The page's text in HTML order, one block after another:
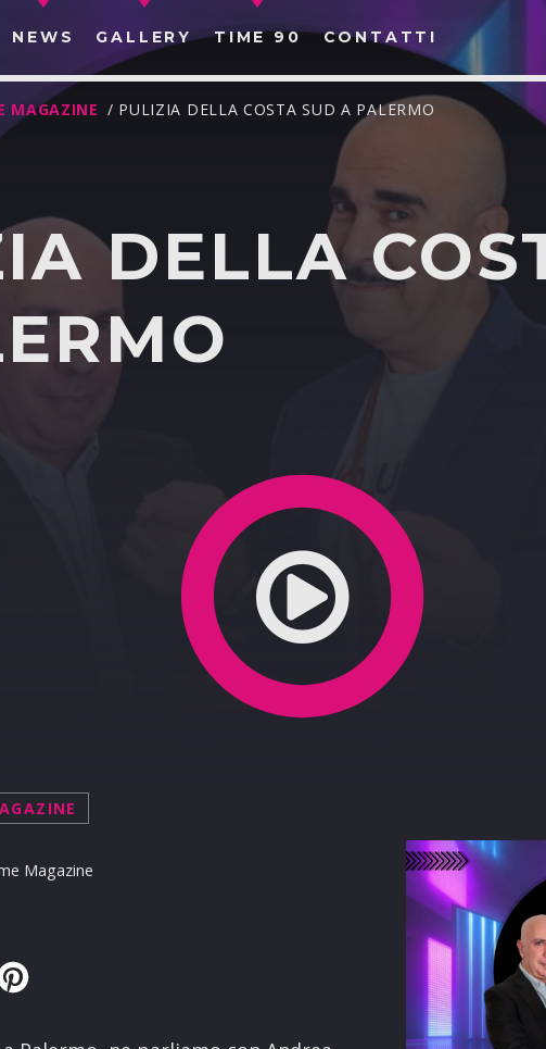
NEWS GALLERY TIME 90 CONTATTI
CERCA NEL SITO WEB:
MAGAZINE / PULIZIA DELLA COSTA SUD A PALERMO
DELLA
Magazine
DELLE "ORESTIADI"